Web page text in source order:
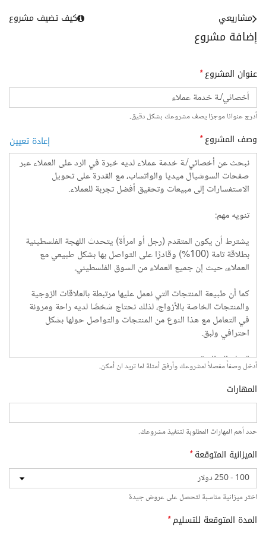
إضافة مشروع
مشاريعي كيف تضيف مشروع
عنوان المشروع*
أدرج عنوانا موجزا يصف مشروعك بشكل دقيق.
وصف المشروع* إعادة تعيين
أدخل وصفاً مفصلاً لمشروعك وأرفق أمثلة لما تريد ان أمكن.
المهارات
حدد أهم المهارات المطلوبة لتنفيذ مشروعك.
الميزانية المتوقعة*
اختر ميزانية مناسبة لتحصل على عروض جيدة
المدة المتوقعة للتسليم*